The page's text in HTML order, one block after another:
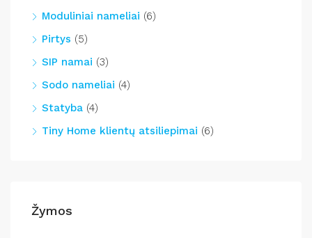
Moduliniai nameliai (6)
Pirtys (5)
SIP namai (3)
Sodo nameliai (4)
Statyba (4)
Tiny Home klientų atsiliepimai (6)
Žymos